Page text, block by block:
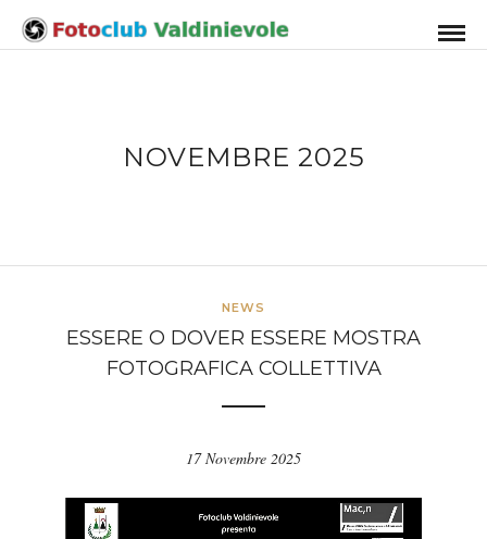
NOVEMBRE 2025
NEWS
ESSERE O DOVER ESSERE MOSTRA
FOTOGRAFICA COLLETTIVA
17 Novembre 2025